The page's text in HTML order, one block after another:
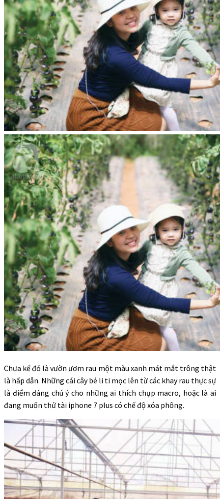
Chưa kể đó là vườn ươm rau một màu xanh mát mắt trông thật
là hấp dẫn. Những cái cây bé li ti mọc lên từ các khay rau thực sự
là điểm đáng chú ý cho những ai thích chụp macro, hoặc là ai
đang muốn thử tài iphone 7 plus có chế độ xóa phông.